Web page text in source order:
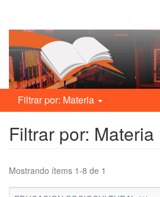
Filtrar por: Materia
Filtrar por: Materia
Mostrando ítems 1-8 de 1